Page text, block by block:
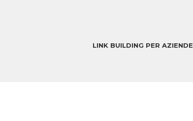
LINK BUILDING PER AZIENDE